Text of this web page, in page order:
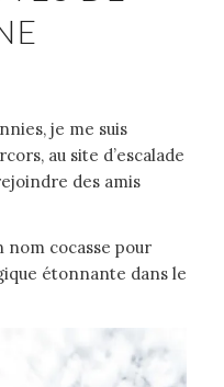
je me suis
au site d’escalade
des amis
nom cocasse pour
étonnante dans le